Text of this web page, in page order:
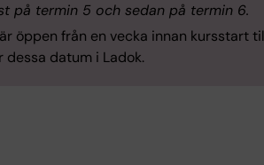
på termin 5 och sedan på termin 6.
öppen från en vecka innan kursstart
datum i Ladok.